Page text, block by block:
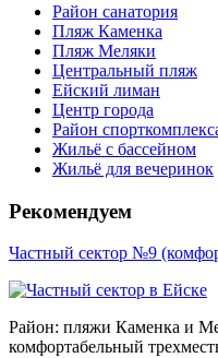
Район санатория
Пляж Каменка
Пляж Меляки
Центральный пляж
Ейский лиман
Центр города
Район
Жильё с бассейном
Жильё для вечеринок
Рекомендуем
Частный сектор №9
Район: пляжи Каменка и
комфортабельный